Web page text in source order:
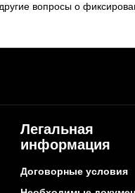
вопросы о
Легальная
информация
Договорные условия